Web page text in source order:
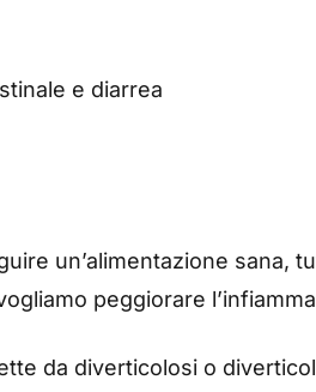
e diarrea
un’alimentazione sana,
peggiorare
da diverticolosi o